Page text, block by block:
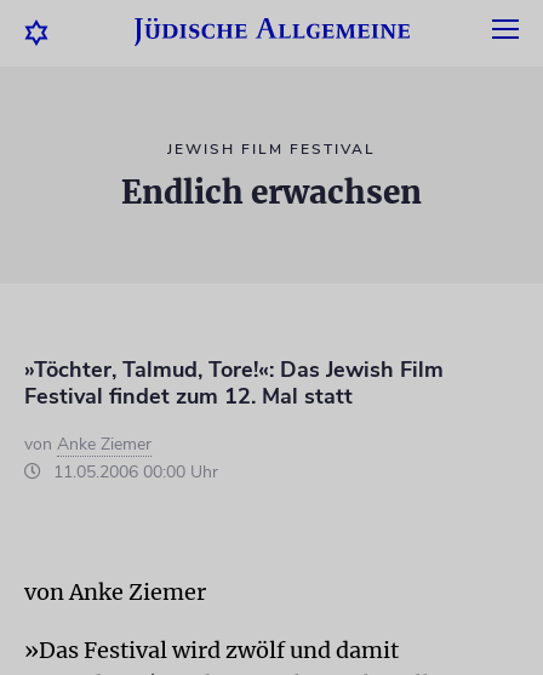
JEWISH FILM FESTIVAL
Endlich erwachsen
»Töchter, Talmud, Tore!«: Das Jewish Film
Festival findet zum 12. Mal statt
von Anke Ziemer
11.05.2006 00:00 Uhr
von Anke Ziemer
»Das Festival wird zwölf und damit